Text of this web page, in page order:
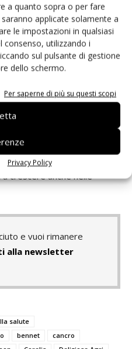
a quanto sopra o per fare
applicate solamente a
le impostazioni in qualsiasi
utilizzando i
sul pulsante di gestione
dello schermo.
Per saperne di più su questi scopi
Privacy Policy
dellaGrande
cresciuta costantemente
-dichiaraNiccolò
di Fondazione Airc–.
doppiamente le aziende
su tutto il territorio per
per il lavoro dei nostri
comportamenti salutari
Mi auguro che questa
crescere anche nelle
e vuoi rimanere
alla newsletter
salute
bennet
cancro